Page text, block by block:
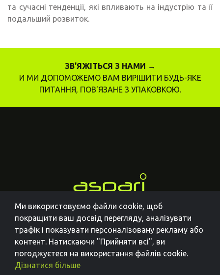
та сучасні тенденції, які впливають на індустрію та її
подальший розвиток.
ЗВ'ЯЖІТЬСЯ З НАМИ →
И МИ ДОПОМОЖЕМО ВАМ ВИРІШИТИ БУДЬ-ЯКЕ
ПИТАННЯ, ПОВ'ЯЗАНЕ З УПАКОВКОЮ.
Ми використовуємо файли cookie, щоб
покращити ваш досвід перегляду, аналізувати
трафік і показувати персоналізовану рекламу або
контент. Натискаючи "Прийняти всі", ви
погоджуєтеся на використання файлів cookie.
Дізнатися більше